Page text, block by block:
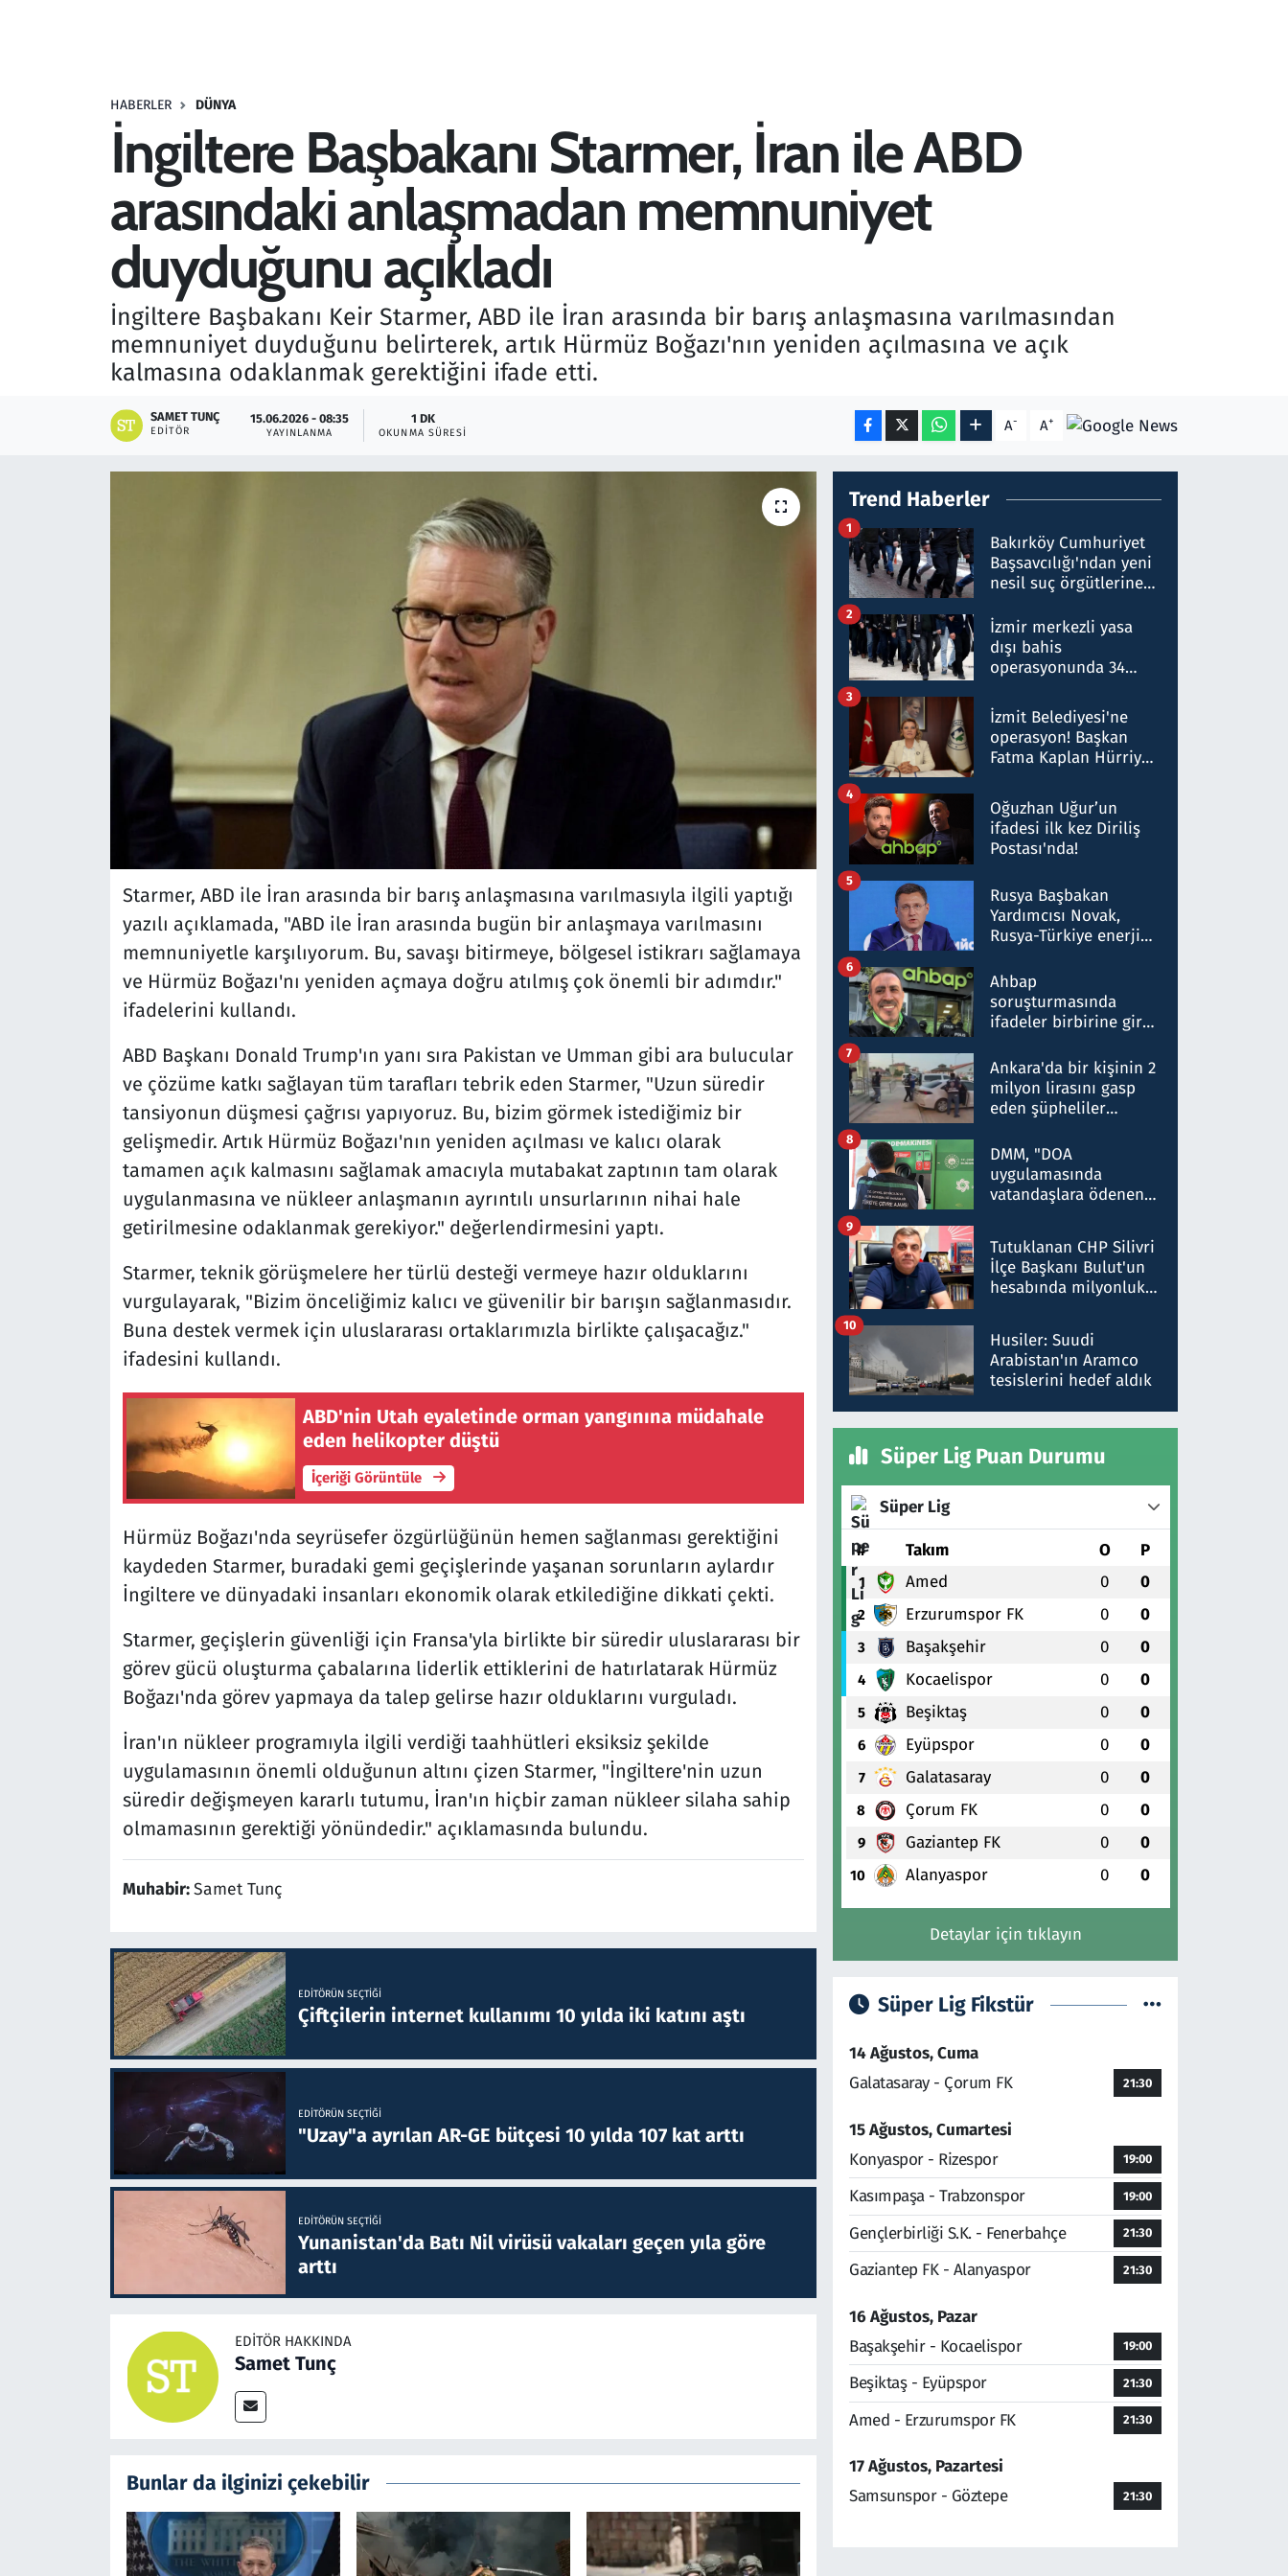
HABERLER DÜNYA
İngiltere Başbakanı Starmer, İran ile ABD
arasındaki anlaşmadan memnuniyet
duyduğunu açıkladı
İngiltere Başbakanı Keir Starmer, ABD ile İran arasında bir barış anlaşmasına varılmasından
memnuniyet duyduğunu belirterek, artık Hürmüz Boğazı'nın yeniden açılmasına ve açık
kalmasına odaklanmak gerektiğini ifade etti.
SAMET TUNÇ
EDITÖR
15.06.2026 - 08:35
YAYINLANMA
1 DK
OKUNMA SÜRESI A- A+
Starmer, ABD ile İran arasında bir barış anlaşmasına varılmasıyla ilgili yaptığı
yazılı açıklamada, "ABD ile İran arasında bugün bir anlaşmaya varılmasını
memnuniyetle karşılıyorum. Bu, savaşı bitirmeye, bölgesel istikrarı sağlamaya
ve Hürmüz Boğazı'nı yeniden açmaya doğru atılmış çok önemli bir adımdır."
ifadelerini kullandı.
ABD Başkanı Donald Trump'ın yanı sıra Pakistan ve Umman gibi ara bulucular
ve çözüme katkı sağlayan tüm tarafları tebrik eden Starmer, "Uzun süredir
tansiyonun düşmesi çağrısı yapıyoruz. Bu, bizim görmek istediğimiz bir
gelişmedir. Artık Hürmüz Boğazı'nın yeniden açılması ve kalıcı olarak
tamamen açık kalmasını sağlamak amacıyla mutabakat zaptının tam olarak
uygulanmasına ve nükleer anlaşmanın ayrıntılı unsurlarının nihai hale
getirilmesine odaklanmak gerekiyor." değerlendirmesini yaptı.
Starmer, teknik görüşmelere her türlü desteği vermeye hazır olduklarını
vurgulayarak, "Bizim önceliğimiz kalıcı ve güvenilir bir barışın sağlanmasıdır.
Buna destek vermek için uluslararası ortaklarımızla birlikte çalışacağız."
ifadesini kullandı.
ABD'nin Utah eyaletinde orman yangınına müdahale
eden helikopter düştü
İçeriği Görüntüle
Hürmüz Boğazı'nda seyrüsefer özgürlüğünün hemen sağlanması gerektiğini
kaydeden Starmer, buradaki gemi geçişlerinde yaşanan sorunların aylardır
İngiltere ve dünyadaki insanları ekonomik olarak etkilediğine dikkati çekti.
Starmer, geçişlerin güvenliği için Fransa'yla birlikte bir süredir uluslararası bir
görev gücü oluşturma çabalarına liderlik ettiklerini de hatırlatarak Hürmüz
Boğazı'nda görev yapmaya da talep gelirse hazır olduklarını vurguladı.
İran'ın nükleer programıyla ilgili verdiği taahhütleri eksiksiz şekilde
uygulamasının önemli olduğunun altını çizen Starmer, "İngiltere'nin uzun
süredir değişmeyen kararlı tutumu, İran'ın hiçbir zaman nükleer silaha sahip
olmamasının gerektiği yönündedir." açıklamasında bulundu.
Muhabir:Samet Tunç
EDITÖRÜN SEÇTIĞI
Çiftçilerin internet kullanımı 10 yılda iki katını aştı
EDITÖRÜN SEÇTIĞI
"Uzay"a ayrılan AR-GE bütçesi 10 yılda 107 kat arttı
EDITÖRÜN SEÇTIĞI
Yunanistan'da Batı Nil virüsü vakaları geçen yıla göre
arttı
EDITÖR HAKKINDA
Samet Tunç
Bunlar da ilginizi çekebilir
Trend Haberler
Bakırköy Cumhuriyet
Başsavcılığı'ndan yeni
nesil suç örgütlerine
hakkında gözaltı kararı
1
İzmir merkezli yasa
dışı bahis
operasyonunda 34
Milyar liralık para
trafiği tespit edildi
2
İzmit Belediyesi'ne
operasyon! Başkan
Fatma Kaplan Hürriyet
3
Oğuzhan Uğur’un
ifadesi ilk kez Diriliş
Postası'nda!
4
Rusya Başbakan
Yardımcısı Novak,
Rusya-Türkiye enerji
nitelikte olduğunu
belirtti
5
Ahbap
soruşturmasında
ifadeler birbirine girdi:
ifadelerinden ortaya
çıkan tablo şok etti
6
Ankara'da bir kişinin 2
milyon lirasını gasp
eden şüpheliler
7
DMM, "DOA
uygulamasında
vatandaşlara ödenen
düşürüldüğü" iddiasını
yalanladı
8
Tutuklanan CHP Silivri
İlçe Başkanı Bulut'un
hesabında milyonluk
talimat verdi, ben
gönderdim
9
Husiler: Suudi
Arabistan'ın Aramco
tesislerini hedef aldık
10
Süper Lig Puan Durumu
Süper Lig
# Takım O P
1 Amed 0 0
2 Erzurumspor FK 0 0
3 Başakşehir 0 0
4 Kocaelispor 0 0
5 Beşiktaş 0 0
6 Eyüpspor 0 0
7 Galatasaray 0 0
8 Çorum FK 0 0
9 Gaziantep FK 0 0
10 Alanyaspor 0 0
Detaylar için tıklayın
Süper Lig Fikstür
14 Ağustos, Cuma
Galatasaray - Çorum FK
21:30
15 Ağustos, Cumartesi
Konyaspor - Rizespor
19:00
Kasımpaşa - Trabzonspor 19:00
Gençlerbirliği S.K. - Fenerbahçe 21:30
Gaziantep FK - Alanyaspor 21:30
16 Ağustos, Pazar
Başakşehir - Kocaelispor
19:00
Beşiktaş - Eyüpspor 21:30
Amed - Erzurumspor FK 21:30
17 Ağustos, Pazartesi
Samsunspor - Göztepe
21:30
Savunma Sanayi
Seçim 2023
Teknoloji ve Bilim
Televizyon